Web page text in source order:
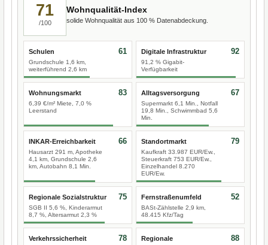
71
/100
Wohnqualität-Index
solide Wohnqualität aus 100 % Datenabdeckung.
Schulen
Grundschule 1,6 km,
weiterführend 2,6 km
61 Digitale Infrastruktur
91,2 % Gigabit-
Verfügbarkeit
92
Wohnungsmarkt
6,39 €/m² Miete, 7,0 %
Leerstand
83 Alltagsversorgung
Supermarkt 6,1 Min., Notfall
19,8 Min., Schwimmbad 5,6
Min.
67
INKAR-Erreichbarkeit
Hausarzt 291 m, Apotheke
4,1 km, Grundschule 2,6
km, Autobahn 8,1 Min.
66 Standortmarkt
Kaufkraft 33.987 EUR/Ew.,
Steuerkraft 753 EUR/Ew.,
Einzelhandel 8.270
EUR/Ew.
79
Regionale Sozialstruktur
SGB II 5,6 %, Kinderarmut
8,7 %, Altersarmut 2,3 %
75 Fernstraßenumfeld
BASt-Zählstelle 2,9 km,
48.415 Kfz/Tag
52
Verkehrssicherheit 78
Regionale
88